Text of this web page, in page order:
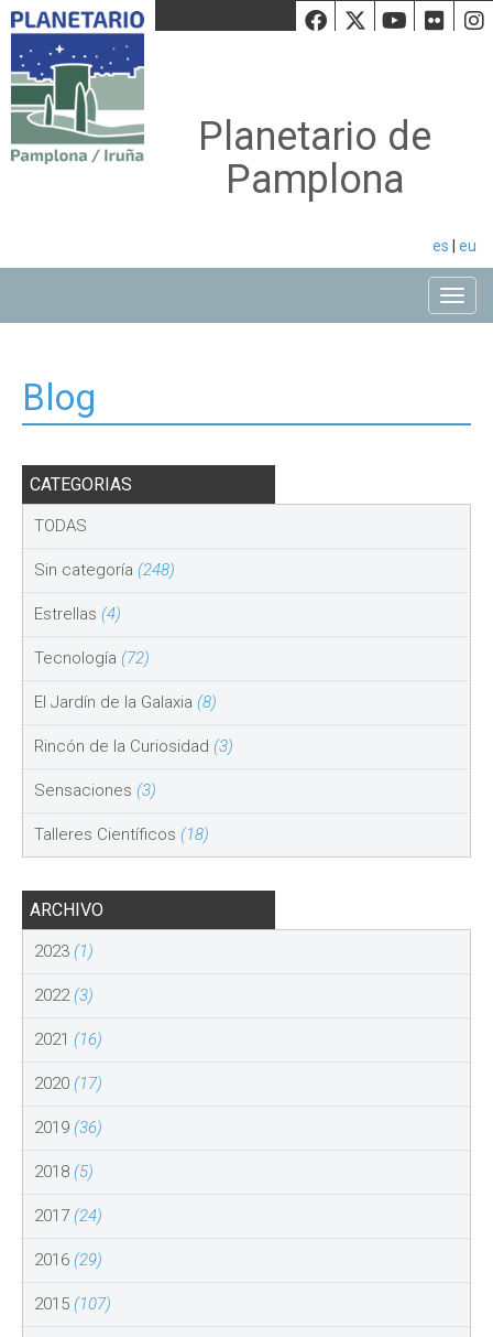
Facebook
Twiiter
Planetario de
Pamplona
es eu
Blog
CATEGORIAS
TODAS
Sin categoría (248)
Estrellas (4)
Tecnología (72)
El Jardín de la Galaxia (8)
Rincón de la Curiosidad (3)
Sensaciones (3)
Talleres Científicos (18)
ARCHIVO
2023 (1)
2022(3)
2021 (16)
2020 (17)
2019 (36)
2018 (5)
2017 (24)
2016 (29)
2015 (107)